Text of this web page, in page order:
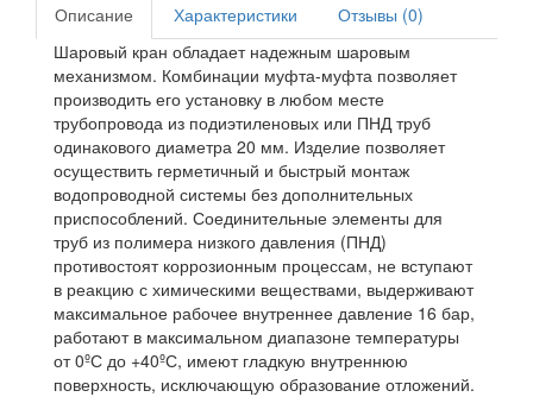
Описание Характеристики
Отзывы (0)
Шаровый кран обладает надежным шаровым
механизмом. Комбинации муфта-муфта позволяет
производить его установку в любом месте
трубопровода из подиэтиленовых или ПНД труб
одинакового диаметра 20 мм. Изделие позволяет
осуществить герметичный и быстрый монтаж
водопроводной системы без дополнительных
приспособлений. Соединительные элементы для
труб из полимера низкого давления (ПНД)
противостоят коррозионным процессам, не вступают
в реакцию с химическими веществами, выдерживают
максимальное рабочее внутреннее давление 16 бар,
работают в максимальном диапазоне температуры
от 0ºС до +40ºС, имеют гладкую внутреннюю
поверхность, исключающую образование отложений.